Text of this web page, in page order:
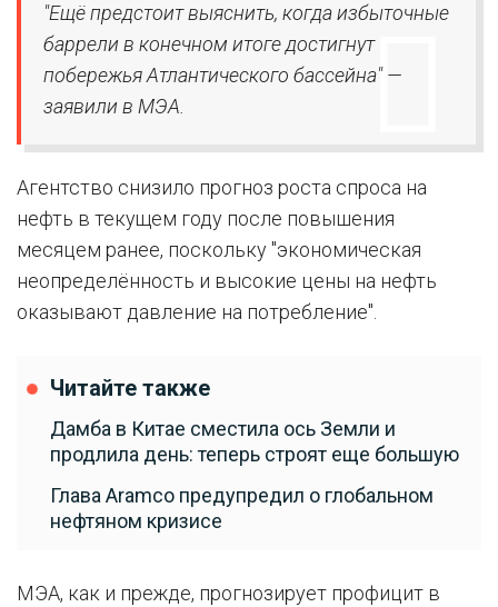
"Ещё предстоит выяснить, когда избыточные
баррели в конечном итоге достигнут
побережья Атлантического бассейна" —
заявили в МЭА.
Агентство снизило прогноз роста спроса на
нефть в текущем году после повышения
месяцем ранее, поскольку "экономическая
неопределённость и высокие цены на нефть
оказывают давление на потребление".
Читайте также
Дамба в Китае сместила ось Земли и
продлила день: теперь строят еще большую
Глава Aramco предупредил о глобальном
нефтяном кризисе
МЭА, как и прежде, прогнозирует профицит в